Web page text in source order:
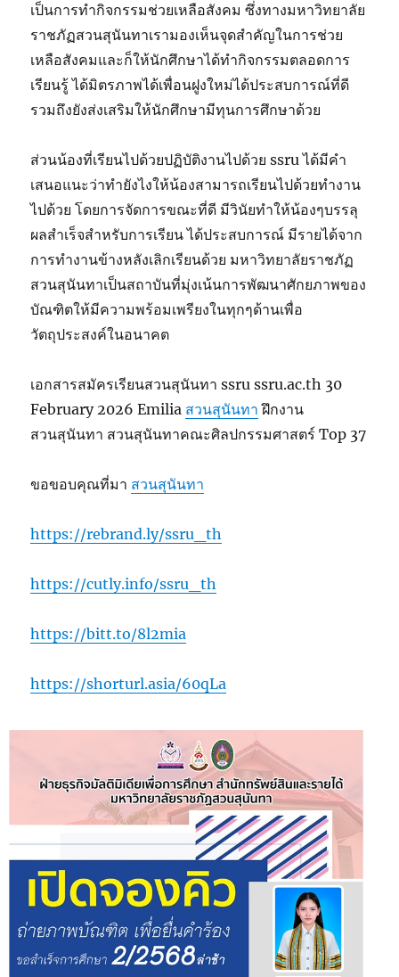
เป็นการทำกิจกรรมช่วยเหลือสังคม ซึ่งทางมหาวิทยาลัย
ราชภัฏสวนสุนันทาเรามองเห็นจุดสำคัญในการช่วย
เหลือสังคมและก็ให้นักศึกษาได้ทำกิจกรรมตลอดการ
เรียนรู้ ได้มิตรภาพได้เพื่อนฝูงใหม่ได้ประสบการณ์ที่ดี
รวมถึงยังส่งเสริมให้นักศึกษามีทุนการศึกษาด้วย
ส่วนน้องที่เรียนไปด้วยปฏิบัติงานไปด้วย ssru ได้มีคำ
เสนอแนะว่าทำยังไงให้น้องสามารถเรียนไปด้วยทำงาน
ไปด้วย โดยการจัดการขณะที่ดี มีวินัยทำให้น้องๆบรรลุ
ผลสำเร็จสำหรับการเรียน ได้ประสบการณ์ มีรายได้จาก
การทำงานข้างหลังเลิกเรียนด้วย มหาวิทยาลัยราชภัฏ
สวนสุนันทาเป็นสถาบันที่มุ่งเน้นการพัฒนาศักยภาพของ
บัณฑิตให้มีความพร้อมเพรียงในทุกๆด้านเพื่อ
วัตถุประสงค์ในอนาคต
เอกสารสมัครเรียนสวนสุนันทา ssru ssru.ac.th 30
February 2026 Emilia สวนสุนันทา ฝึกงาน
สวนสุนันทา สวนสุนันทาคณะศิลปกรรมศาสตร์ Top 37
ขอขอบคุณที่มา สวนสุนันทา
https://rebrand.ly/ssru_th
https://cutly.info/ssru_th
https://bitt.to/8l2mia
https://shorturl.asia/60qLa